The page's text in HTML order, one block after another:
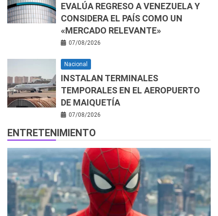
EVALÚA REGRESO A VENEZUELA Y
CONSIDERA EL PAÍS COMO UN
«MERCADO RELEVANTE»
07/08/2026
Nacional
INSTALAN TERMINALES
TEMPORALES EN EL AEROPUERTO
DE MAIQUETÍA
07/08/2026
ENTRETENIMIENTO